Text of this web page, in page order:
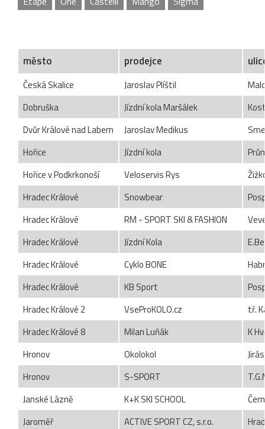
město prodejce
Česká Skalice Jaroslav Plíštil
Dobruška
Jízdní kola Maršálek
Dvůr Králové nad Labem
Jaroslav Medikus
Hořice
Jízdní kola
Hořice v Podkrkonoší
Veloservis Rys
Hradec Králové
Snowbear
Hradec Králové
RM - SPORT SKI & FASHION
Hradec Králové
Jízdní Kola
Hradec Králové
Cyklo BONE
Hradec Králové
KB Sport
Hradec Králové 2
VseProKOLO.cz
tř.
Hradec Králové 8
Milan Luňák
K
Hronov
Okolokol
Hronov
S-SPORT
Janské Lázně
K+K SKI SCHOOL
Jaroměř
ACTIVE SPORT CZ, s.r.o.